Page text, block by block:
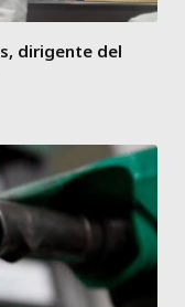
dirigente del